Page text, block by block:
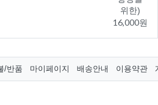
위한)
16,000원
/반품 마이페이지 배송안내 이용약관